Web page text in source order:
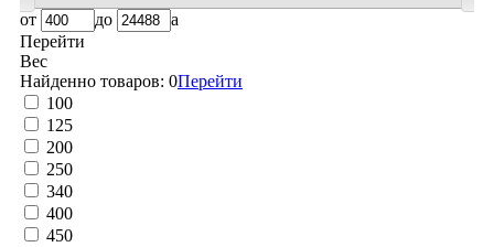
от до
a
Перейти
Вес
Найденно товаров: 0Перейти
100
125
200
250
340
400
450